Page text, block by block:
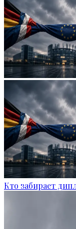
Кто забирает